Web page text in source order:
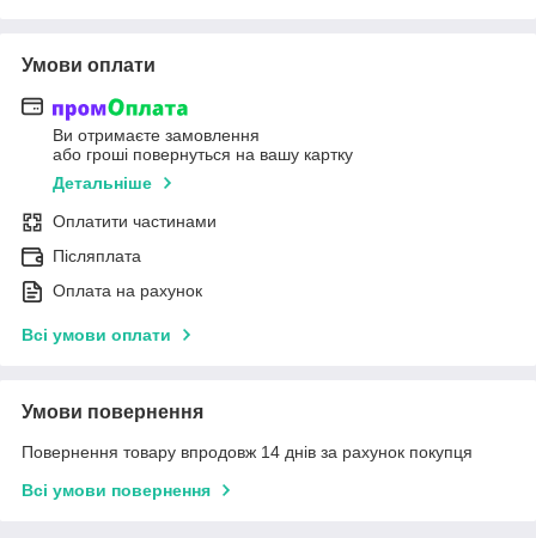
Умови оплати
Ви отримаєте замовлення
або гроші повернуться на вашу картку
Детальніше
Оплатити частинами
Післяплата
Оплата на рахунок
Всі умови оплати
Умови повернення
Повернення товару впродовж 14 днів за рахунок покупця
Всі умови повернення